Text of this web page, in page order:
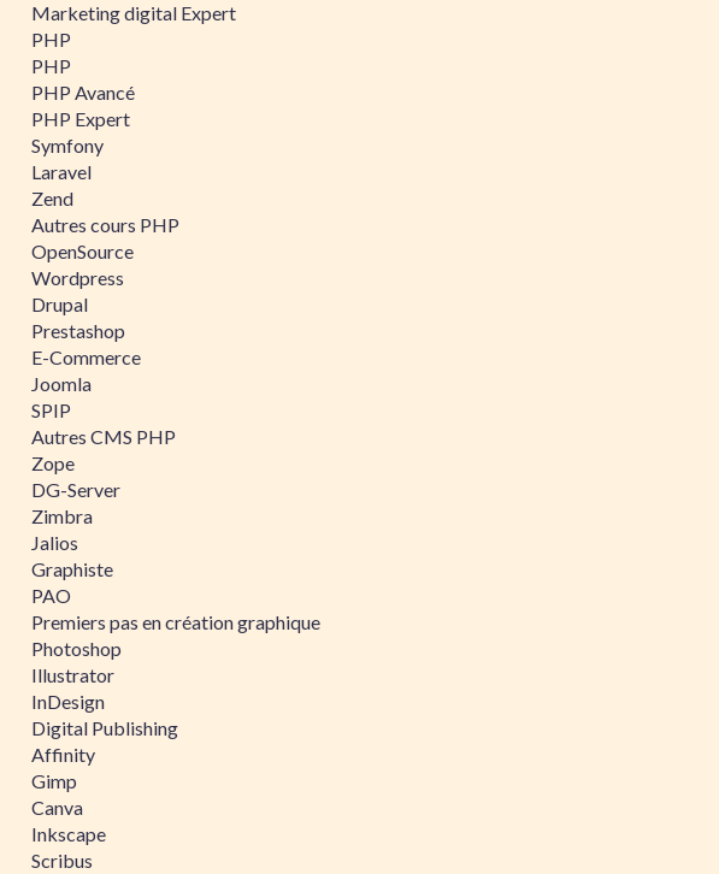
Marketing digital Expert
PHP
PHP
PHP Avancé
PHP Expert
Symfony
Laravel
Zend
Autres cours PHP
OpenSource
Wordpress
Drupal
Prestashop
E-Commerce
Joomla
SPIP
Autres CMS PHP
Zope
DG-Server
Zimbra
Jalios
Graphiste
PAO
Premiers pas en création graphique
Photoshop
Illustrator
InDesign
Digital Publishing
Affinity
Gimp
Canva
Inkscape
Scribus